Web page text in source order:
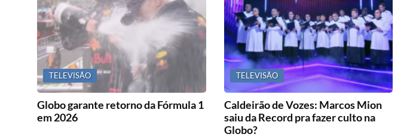
TELEVISÃO
Globo garante retorno da Fórmula 1
em 2026
TELEVISÃO
Caldeirão de Vozes: Marcos Mion
saiu da Record pra fazer culto na
Globo?